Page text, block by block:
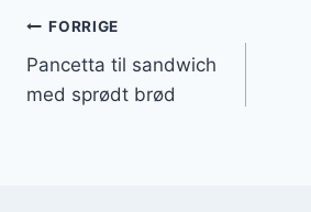
Indlægsnavigation
FORRIGE
Pancetta til sandwich
med sprødt brød